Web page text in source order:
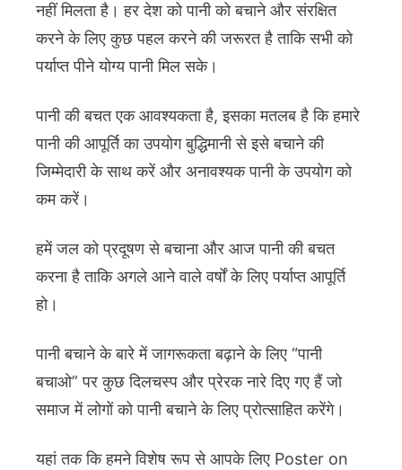
नहीं मिलता है। हर देश को पानी को बचाने और संरक्षित
करने के लिए कुछ पहल करने की जरूरत है ताकि सभी को
पर्याप्त पीने योग्य पानी मिल सके।
पानी की बचत एक आवश्यकता है, इसका मतलब है कि हमारे
पानी की आपूर्ति का उपयोग बुद्धिमानी से इसे बचाने की
जिम्मेदारी के साथ करें और अनावश्यक पानी के उपयोग को
कम करें।
हमें जल को प्रदूषण से बचाना और आज पानी की बचत
करना है ताकि अगले आने वाले वर्षों के लिए पर्याप्त आपूर्ति
हो।
पानी बचाने के बारे में जागरूकता बढ़ाने के लिए “पानी
बचाओ” पर कुछ दिलचस्प और प्रेरक नारे दिए गए हैं जो
समाज में लोगों को पानी बचाने के लिए प्रोत्साहित करेंगे।
यहां तक कि हमने विशेष रूप से आपके लिए Poster on